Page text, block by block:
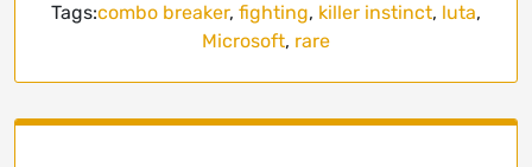
Tags:combo breaker, fighting, killer instinct, luta,
Microsoft, rare